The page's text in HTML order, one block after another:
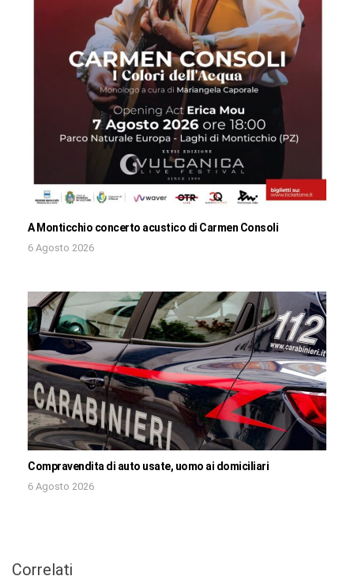
A Monticchio concerto acustico di Carmen Consoli
6 Agosto 2026
Compravendita di auto usate, uomo ai domiciliari
6 Agosto 2026
Correlati